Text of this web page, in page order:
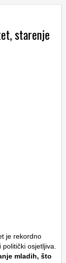
starenje
je rekordno
osjetljiva.
mladih, što